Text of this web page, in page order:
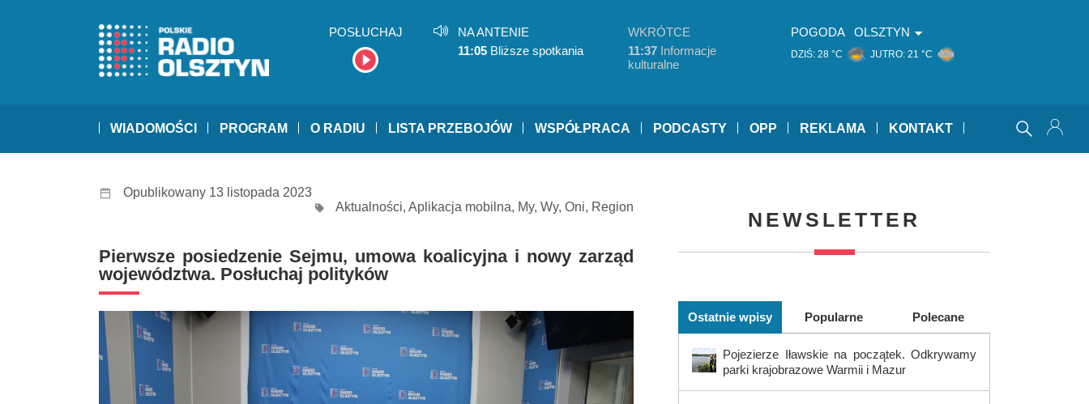
POSŁUCHAJ
NA ANTENIE
11:05 Bliższe spotkania
WKRÓTCE
11:37 Informacje
kulturalne
POGODA OLSZTYN
DZIŚ: 28 °C JUTRO: 21 °C
WIADOMOŚCI PROGRAM O RADIU LISTA PRZEBOJÓW WSPÓŁPRACA PODCASTY OPP REKLAMA KONTAKT
Opublikowany 13 listopada 2023
Aktualności, Aplikacja mobilna, My, Wy, Oni, Region
Pierwsze posiedzenie Sejmu, umowa koalicyjna i nowy zarząd
województwa. Posłuchaj polityków
NEWSLETTER
Ostatnie wpisy Popularne Polecane
Pojezierze Iławskie na początek. Odkrywamy
parki krajobrazowe Warmii i Mazur